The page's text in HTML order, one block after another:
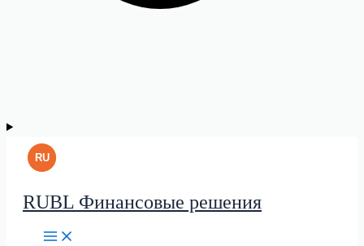
RUBL Финансовые решения